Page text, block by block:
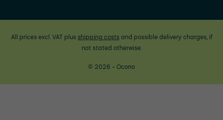
All prices excl. VAT plus shipping costsand possible delivery charges, if
not stated otherwise.
© 2026 - Ocono